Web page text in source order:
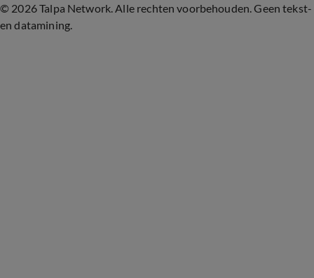
© 2026 Talpa Network. Alle rechten voorbehouden. Geen tekst-
en datamining.